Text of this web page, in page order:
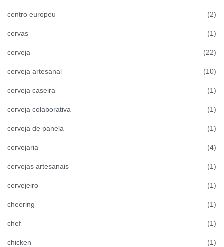
centro europeu (2)
cervas (1)
cerveja (22)
cerveja artesanal (10)
cerveja caseira (1)
cerveja colaborativa (1)
cerveja de panela (1)
cervejaria (4)
cervejas artesanais (1)
cervejeiro (1)
cheering (1)
chef (1)
chicken (1)